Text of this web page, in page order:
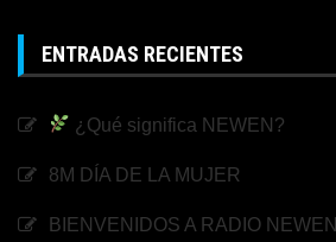
ENTRADAS RECIENTES
¿Qué significa NEWEN?
8M DÍA DE LA MUJER
BIENVENIDOS A RADIO NEWEN